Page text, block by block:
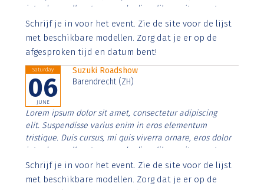
interdum nulla, ut commodo diam libero vitae erat.
Aenean faucibus nibh et justo cursus id rutrum lorem
imperdiet. Nunc ut sem vitae risus tristique posuere.
Schrijf je in voor het event. Zie de site voor de lijst
met beschikbare modellen. Zorg dat je er op de
afgesproken tijd en datum bent!
Saturday
06
JUNE
Suzuki Roadshow
Barendrecht (ZH)
Lorem ipsum dolor sit amet, consectetur adipiscing
elit. Suspendisse varius enim in eros elementum
tristique. Duis cursus, mi quis viverra ornare, eros dolor
interdum nulla, ut commodo diam libero vitae erat.
Aenean faucibus nibh et justo cursus id rutrum lorem
imperdiet. Nunc ut sem vitae risus tristique posuere.
Schrijf je in voor het event. Zie de site voor de lijst
met beschikbare modellen. Zorg dat je er op de